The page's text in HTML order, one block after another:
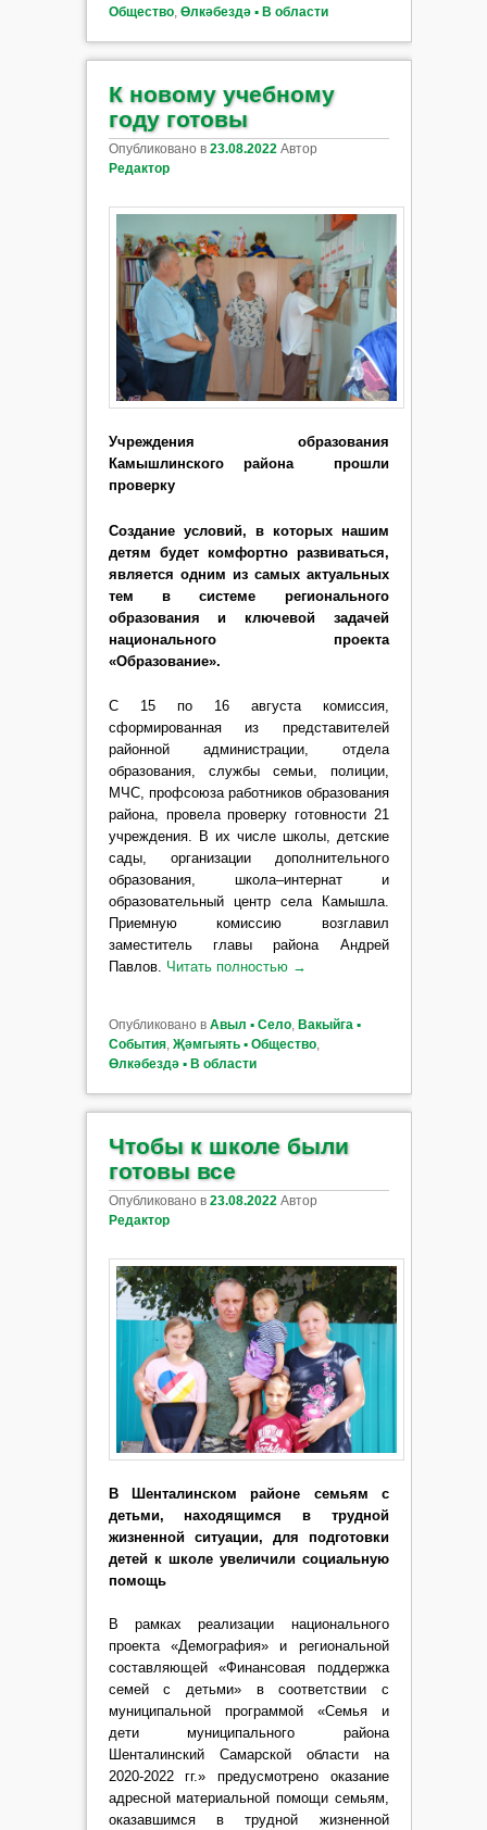
Общество, Өлкәбездә ▪ В области
К новому учебному
году готовы
Опубликовано в 23.08.2022 Автор
Редактор
Учреждения образования
Камышлинского района прошли
проверку
Создание условий, в которых нашим
детям будет комфортно развиваться,
является одним из самых актуальных
тем в системе регионального
образования и ключевой задачей
национального проекта
«Образование».
С 15 по 16 августа комиссия,
сформированная из представителей
районной администрации, отдела
образования, службы семьи, полиции,
МЧС, профсоюза работников образования
района, провела проверку готовности 21
учреждения. В их числе школы, детские
сады, организации дополнительного
образования, школа–интернат и
образовательный центр села Камышла.
Приемную комиссию возглавил
заместитель главы района Андрей
Павлов. Читать полностью →
Опубликовано в Авыл ▪ Село, Вакыйга ▪
События, Җәмгыять ▪ Общество,
Өлкәбездә ▪ В области
Чтобы к школе были
готовы все
Опубликовано в 23.08.2022 Автор
Редактор
В Шенталинском районе семьям с
детьми, находящимся в трудной
жизненной ситуации, для подготовки
детей к школе увеличили социальную
помощь
В рамках реализации национального
проекта «Демография» и региональной
составляющей «Финансовая поддержка
семей с детьми»в соответствии с
муниципальной программой «Семья и
дети муниципального района
Шенталинский Самарской области на
2020-2022 гг.» предусмотрено оказание
адресной материальной помощи семьям,
оказавшимся в трудной жизненной